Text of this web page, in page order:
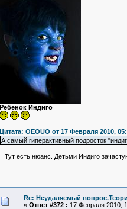
Ребенок Индиго
Цитата: OEOUO от 17 Февраля 2010,
А самый гиперактивный подросток
Тут есть нюанс. Детьми Индиго
Re: Неудаляемый
« Ответ #372 : 17 Февраля 2010,